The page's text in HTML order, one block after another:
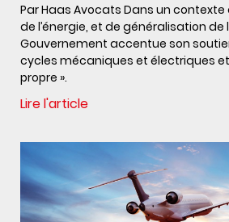
Par Haas Avocats Dans un
de l’énergie, et de généralisation de
Gouvernement accentue son
cycles mécaniques et électriques
propre ».
Lire l'article